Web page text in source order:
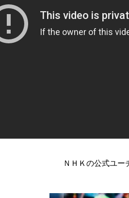
ＮＨＫの公式ユー